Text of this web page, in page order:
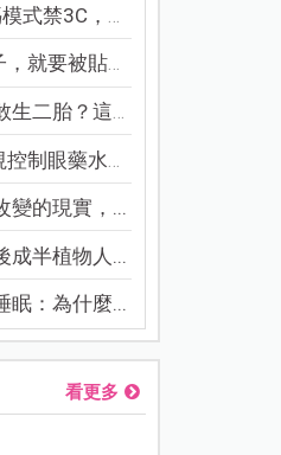
禁3C，看...
要被貼「...
二胎？這8...
眼藥水納...
變的現實，...
成半植物人...
眠：為什麼...
看更多